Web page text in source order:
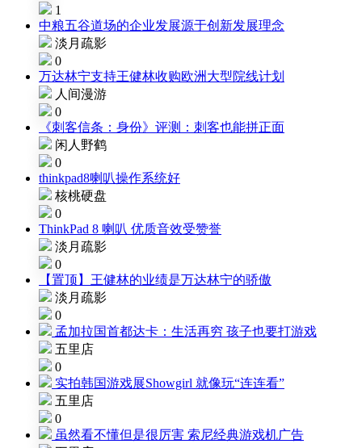
1
中粮五谷道场的企业发展源于创新发展理念
淡月疏影
0
万达林宁支持王健林收购欧洲大型院线计划
人间漫游
0
《刺客信条：身份》评测：刺客也能拼正面
闲人野鹤
0
thinkpad8喇叭操作系统好
核桃硬盘
0
ThinkPad 8 喇叭 优质音效受赞誉
淡月疏影
0
【置顶】王健林的业绩是万达林宁的骄傲
淡月疏影
0
孟加拉国首都达卡：生活再穷 孩子也要打游戏
五里店
0
实拍韩国游戏展Showgirl 就像玩“连连看”
五里店
0
虽然看不懂但是很厉害 索尼经典游戏机广告